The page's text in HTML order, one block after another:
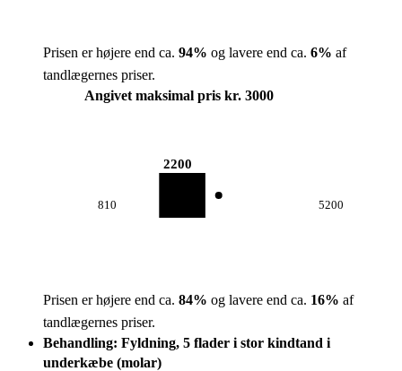
Prisen er højere end ca. 94% og lavere end ca. 6% af
tandlægernes priser.
Angivet maksimal pris kr. 3000
810
2200
5200
Prisen er højere end ca. 84% og lavere end ca. 16% af
tandlægernes priser.
Behandling: Fyldning, 5 flader i stor kindtand i
underkæbe (molar)